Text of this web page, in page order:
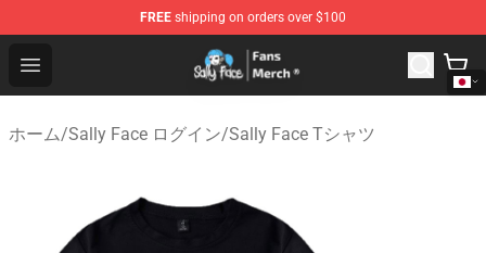
FREE shipping on orders over $100
Open menu
Sally Face Store - Official Sally Face Merchandise Shop
ホーム/Sally Face ログイン/Sally Face Tシャツ